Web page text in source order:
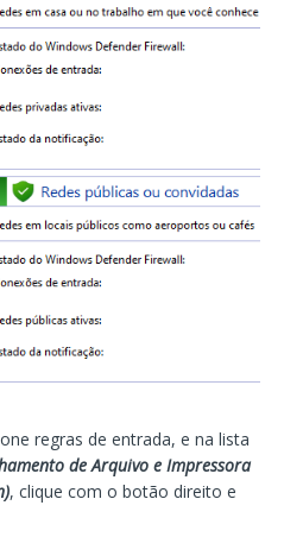
regras de entrada, e na lista
de Arquivo e Impressora
, clique com o botão direito e